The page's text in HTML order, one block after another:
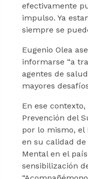
efectivamente
impulso. Ya
siempre se
Eugenio Olea
informarse “a
agentes de
mayores
En ese
Prevención del
por lo mismo,
en su calidad
Mental en el
sensibilización